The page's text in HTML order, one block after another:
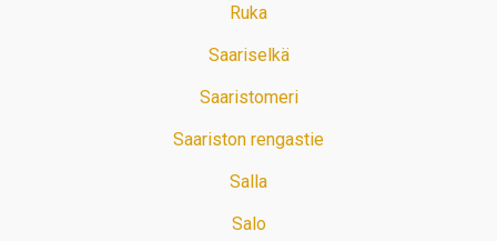
Ruka
Saariselkä
Saaristomeri
Saariston rengastie
Salla
Salo